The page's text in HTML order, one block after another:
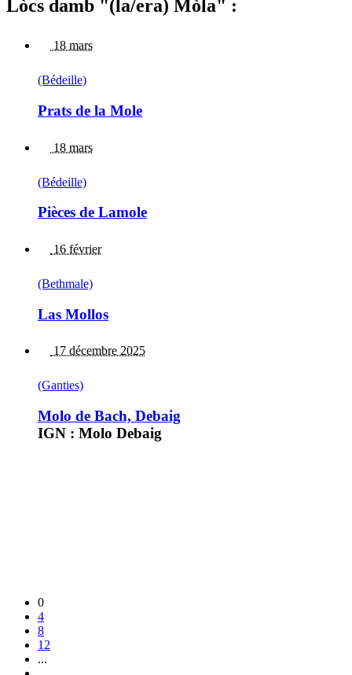
Lòcs damb "(la/era) Mòla" :
18 mars
(Bédeille)
Prats de la Mole
18 mars
(Bédeille)
Pièces de Lamole
16 février
(Bethmale)
Las Mollos
17 décembre 2025
(Ganties)
Molo de Bach, Debaig
IGN : Molo Debaig
0
4
8
12
...